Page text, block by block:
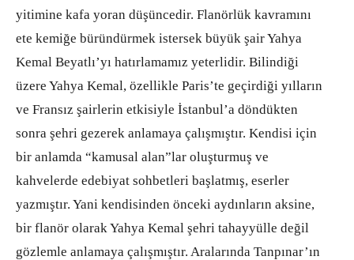
yitimine kafa yoran düşüncedir. Flanörlük kavramını
ete kemiğe büründürmek istersek büyük şair Yahya
Kemal Beyatlı’yı hatırlamamız yeterlidir. Bilindiği
üzere Yahya Kemal, özellikle Paris’te geçirdiği yılların
ve Fransız şairlerin etkisiyle İstanbul’a döndükten
sonra şehri gezerek anlamaya çalışmıştır. Kendisi için
bir anlamda “kamusal alan”lar oluşturmuş ve
kahvelerde edebiyat sohbetleri başlatmış, eserler
yazmıştır. Yani kendisinden önceki aydınların aksine,
bir flanör olarak Yahya Kemal şehri tahayyülle değil
gözlemle anlamaya çalışmıştır. Aralarında Tanpınar’ın